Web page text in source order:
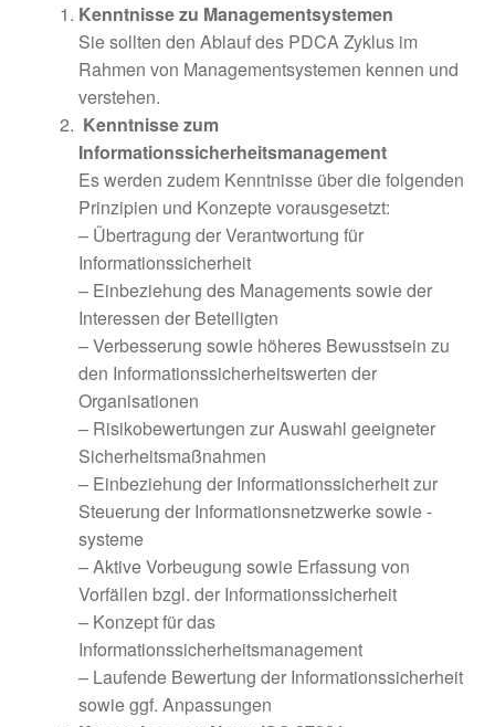
Kenntnisse zu Managementsystemen
Sie sollten den Ablauf des PDCA Zyklus im
Rahmen von Managementsystemen kennen und
verstehen.
Kenntnisse zum
Informationssicherheitsmanagement
Es werden zudem Kenntnisse über die folgenden
Prinzipien und Konzepte vorausgesetzt:
– Übertragung der Verantwortung für
Informationssicherheit
– Einbeziehung des Managements sowie der
Interessen der Beteiligten
– Verbesserung sowie höheres Bewusstsein zu
den Informationssicherheitswerten der
Organisationen
– Risikobewertungen zur Auswahl geeigneter
Sicherheitsmaßnahmen
– Einbeziehung der Informationssicherheit zur
Steuerung der Informationsnetzwerke sowie -
systeme
– Aktive Vorbeugung sowie Erfassung von
Vorfällen bzgl. der Informationssicherheit
– Konzept für das
Informationssicherheitsmanagement
– Laufende Bewertung der Informationssicherheit
sowie ggf. Anpassungen